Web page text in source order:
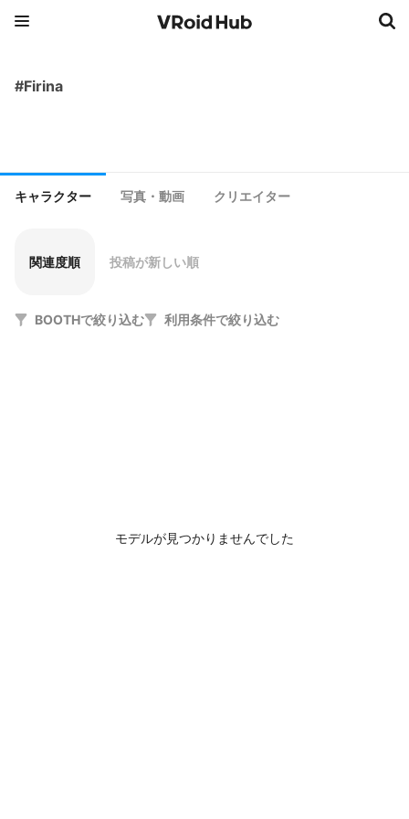
#Firina
キャラクター 写真・動画 クリエイター
関連度順 投稿が新しい順
BOOTHで絞り込む 利用条件で絞り込む
モデルが見つかりませんでした